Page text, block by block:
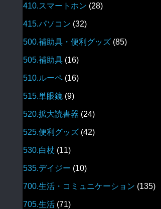
410.スマートホン (28)
415.パソコン (32)
500.補助具・便利グッズ (85)
505.補助具 (16)
510.ルーペ (16)
515.単眼鏡 (9)
520.拡大読書器 (24)
525.便利グッズ (42)
530.白杖 (11)
535.デイジー (10)
700.生活・コミュニケーション (135)
705.生活 (71)